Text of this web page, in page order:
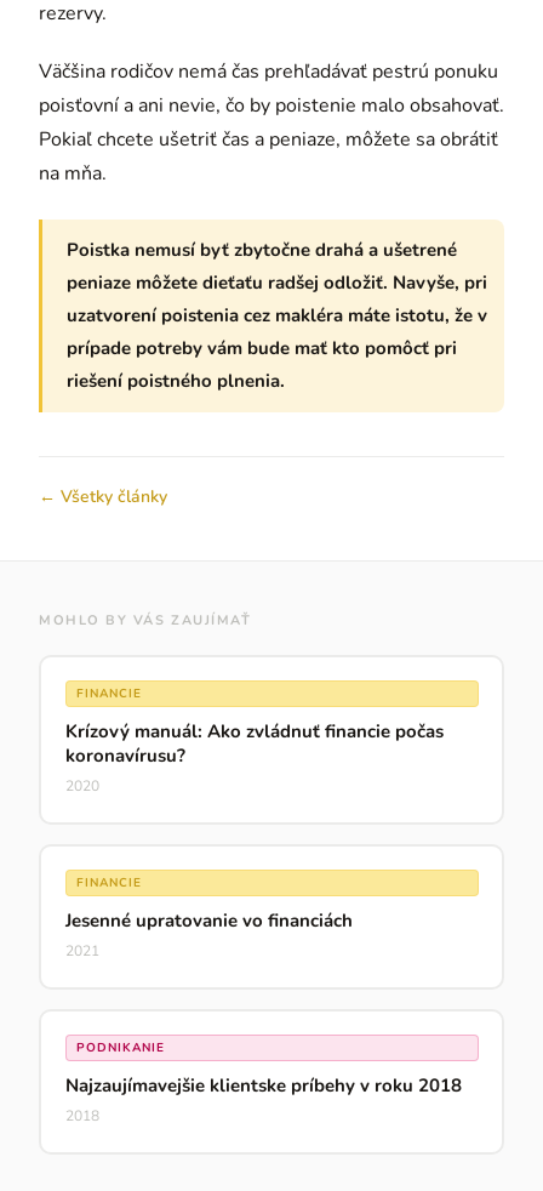
rezervy.
Väčšina rodičov nemá čas prehľadávať pestrú ponuku
poisťovní a ani nevie, čo by poistenie malo obsahovať.
Pokiaľ chcete ušetriť čas a peniaze, môžete sa obrátiť
na mňa.
Poistka nemusí byť zbytočne drahá a ušetrené
peniaze môžete dieťaťu radšej odložiť. Navyše, pri
uzatvorení poistenia cez makléra máte istotu, že v
prípade potreby vám bude mať kto pomôcť pri
riešení poistného plnenia.
← Všetky články
MOHLO BY VÁS ZAUJÍMAŤ
FINANCIE
Krízový manuál: Ako zvládnuť financie počas
koronavírusu?
2020
FINANCIE
Jesenné upratovanie vo financiách
2021
PODNIKANIE
Najzaujímavejšie klientske príbehy v roku 2018
2018